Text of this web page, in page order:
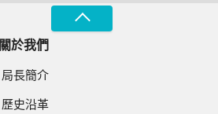
關於我們
局長簡介
歷史沿革